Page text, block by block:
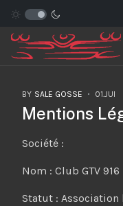
BY SALE GOSSE 01.JUI
Mentions
Société :
Nom : Club GTV 916
Statut : Association